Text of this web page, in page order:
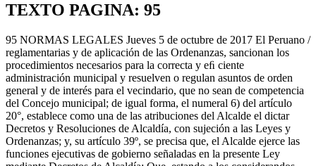
TEXTO PAGINA: 95
95 NORMAS LEGALES Jueves 5 de octubre de 2017 El Peruano /
reglamentarias y de aplicación de las Ordenanzas, sancionan los
procedimientos necesarios para la correcta y eﬁ ciente
administración municipal y resuelven o regulan asuntos de orden
general y de interés para el vecindario, que no sean de competencia
del Concejo municipal; de igual forma, el numeral 6) del artículo
20°, establece como una de las atribuciones del Alcalde el dictar
Decretos y Resoluciones de Alcaldía, con sujeción a las Leyes y
Ordenanzas; y, su artículo 39º, se precisa que, el Alcalde ejerce las
funciones ejecutivas de gobierno señaladas en la presente Ley